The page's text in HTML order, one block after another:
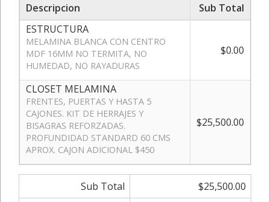
Descripcion
Sub Total
ESTRUCTURA
MELAMINA BLANCA CON CENTRO
MDF 16MM NO TERMITA, NO
HUMEDAD, NO RAYADURAS
$0.00
CLOSET MELAMINA
FRENTES, PUERTAS Y HASTA 5
CAJONES. KIT DE HERRAJES Y
BISAGRAS REFORZADAS.
PROFUNDIDAD STANDARD 60 CMS
APROX. CAJON ADICIONAL $450
$25,500.00
Sub Total
$25,500.00